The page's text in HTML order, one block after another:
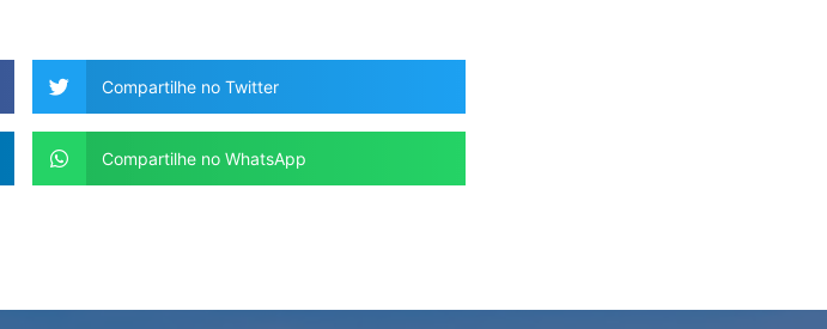
Compartilhe no Twitter
Compartilhe no WhatsApp